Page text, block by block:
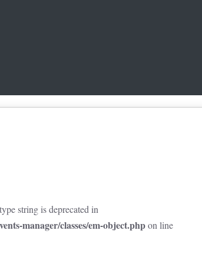
string is deprecated in
manager/classes/em-object.phpon line